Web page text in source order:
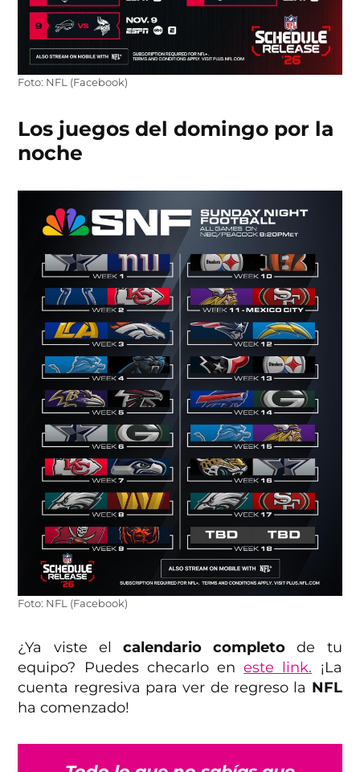
Foto: NFL (Facebook)
Los juegos del domingo por la
noche
Foto: NFL (Facebook)
¿Ya viste el calendario completo de tu
equipo? Puedes checarlo eneste link. ¡La
cuenta regresiva para ver de regreso la NFL
ha comenzado!